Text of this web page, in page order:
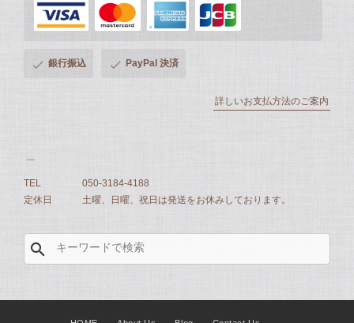
銀行振込 PayPal 決済
詳しいお支払方法のご案内
TEL
050-3184-4188
定休日
土曜、日曜、祝日は発送をお休みしております。
search